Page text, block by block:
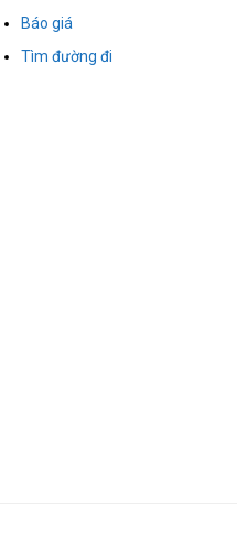
Báo giá
Tìm đường đi